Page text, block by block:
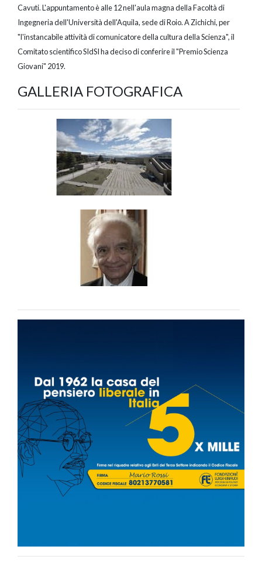
Cavuti. L'appuntamento è alle 12 nell'aula magna della Facoltà di
Ingegneria dell'Università dell'Aquila, sede di Roio. A Zichichi, per
"l'instancabile attività di comunicatore della cultura della Scienza", il
Comitato scientifico SIdSI ha deciso di conferire il "Premio Scienza
Giovani" 2019.
GALLERIA FOTOGRAFICA